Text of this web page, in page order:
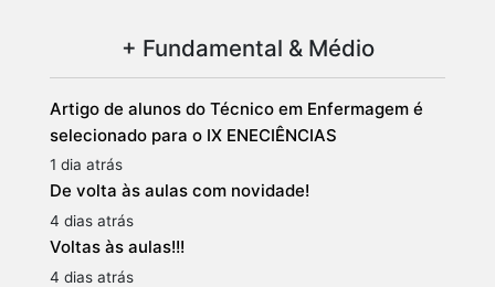
+ Fundamental & Médio
Artigo de alunos do Técnico em Enfermagem é
selecionado para o IX ENECIÊNCIAS
1 dia atrás
De volta às aulas com novidade!
4 dias atrás
Voltas às aulas!!!
4 dias atrás